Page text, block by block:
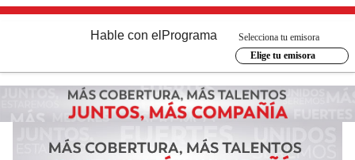
Hable con el Programa
Selecciona tu emisora
Elige tu emisora